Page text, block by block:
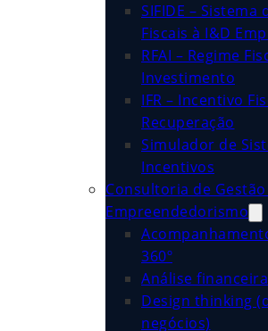
SIFIDE – Sistema
Fiscais à I&D
RFAI – Regime
Investimento
IFR – Incentivo
Recuperação
Simulador de
Incentivos
Consultoria de Gestão
Empreendedorismo
360º
Análise
Design thinking
negócios)